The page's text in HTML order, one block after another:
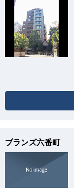
ブランズ六番町